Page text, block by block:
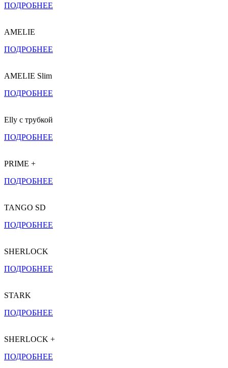
ПОДРОБНЕЕ
AMELIE
ПОДРОБНЕЕ
AMELIE Slim
ПОДРОБНЕЕ
Elly с трубкой
ПОДРОБНЕЕ
PRIME +
ПОДРОБНЕЕ
TANGO SD
ПОДРОБНЕЕ
SHERLOCK
ПОДРОБНЕЕ
STARK
ПОДРОБНЕЕ
SHERLOCK +
ПОДРОБНЕЕ